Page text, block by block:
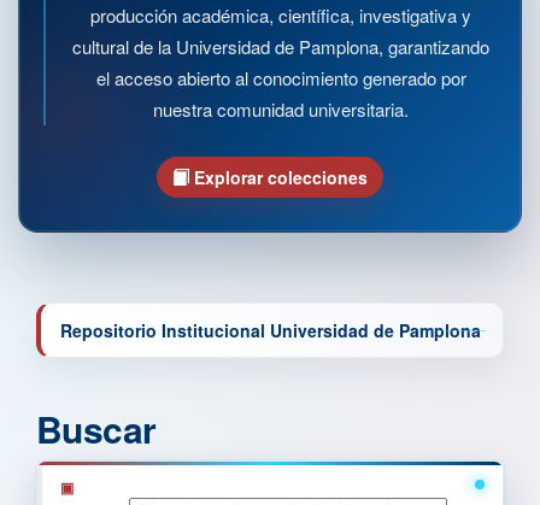
producción académica, científica, investigativa y
cultural de la Universidad de Pamplona, garantizando
el acceso abierto al conocimiento generado por
nuestra comunidad universitaria.
Explorar colecciones
Repositorio Institucional Universidad de Pamplona
Buscar